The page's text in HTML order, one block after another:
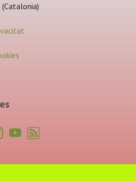
(Catalonia)